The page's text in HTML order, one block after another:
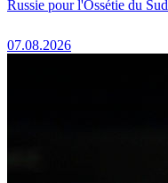
Russie pour l'Ossétie du Sud
07.08.2026